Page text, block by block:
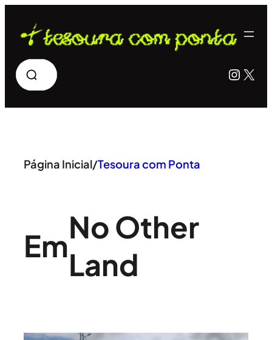
para
conteúdo
Pesquisar X
Página Inicial/Tesoura com Ponta
Em
No Other
Land